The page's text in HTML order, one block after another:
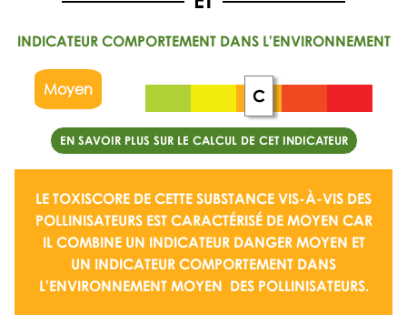
INDICATEUR COMPORTEMENT DANS L'ENVIRONNEMENT
Moyen C
EN SAVOIR PLUS SUR LE CALCUL DE CET INDICATEUR
LE TOXISCORE DE CETTE SUBSTANCE VIS-À-VIS DES
POLLINISATEURS EST CARACTÉRISÉ DE MOYEN CAR
IL COMBINE UN INDICATEUR DANGER MOYEN ET
UN INDICATEUR COMPORTEMENT DANS
L'ENVIRONNEMENT MOYEN DES POLLINISATEURS.